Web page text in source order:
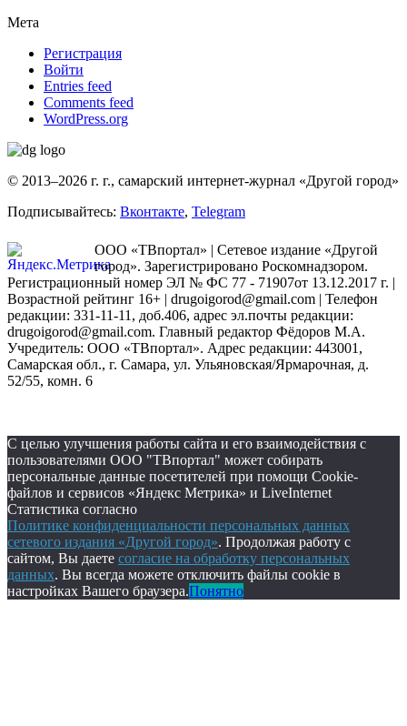
Мета
Регистрация
Войти
Entries feed
Comments feed
WordPress.org
© 2013–2026 г. г., самарский интернет-журнал «Другой город»
Подписывайтесь: Вконтакте, Telegram
ООО «ТВпортал» | Сетевое издание «Другой
город». Зарегистрировано Роскомнадзором.
Регистрационный номер ЭЛ № ФС 77 - 71907от 13.12.2017 г. |
Возрастной рейтинг 16+ | drugoigorod@gmail.com | Телефон
редакции: 331-11-11, доб.406, адрес эл.почты редакции:
drugoigorod@gmail.com. Главный редактор Фёдоров М.А.
Учредитель: ООО «ТВпортал». Адрес редакции: 443001,
Самарская обл., г. Самара, ул. Ульяновская/Ярмарочная, д.
52/55, комн. 6
С целью улучшения работы сайта и его взаимодействия с
пользователями ООО "ТВпортал" может собирать
персональные данные посетителей при помощи Cookie-
файлов и сервисов «Яндекс Метрика» и LiveInternet
Статистика согласно
Политике конфиденциальности персональных данных
сетевого издания «Другой город». Продолжая работу с
сайтом, Вы даете согласие на обработку персональных
данных. Вы всегда можете отключить файлы cookie в
настройках Вашего браузера.Понятно